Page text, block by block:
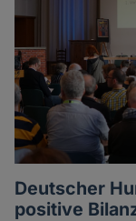
Deutscher
positive